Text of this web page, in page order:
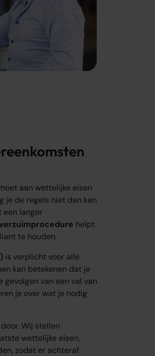
aan wettelijke eisen
je de regels niet dan kan
een langer
helpt
te houden.
is verplicht voor alle
kan betekenen dat je
van een val van
je over wat je nodig
Wij stellen
wettelijke eisen,
zodat er achteraf